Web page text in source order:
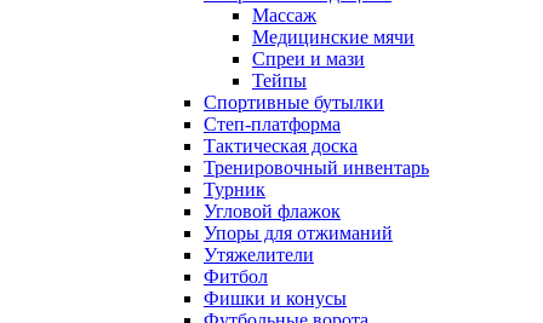
Массаж
Медицинские мячи
Спреи и мази
Тейпы
Спортивные бутылки
Степ-платформа
Тактическая доска
Тренировочный инвентарь
Турник
Угловой флажок
Упоры для отжиманий
Утяжелители
Фитбол
Фишки и конусы